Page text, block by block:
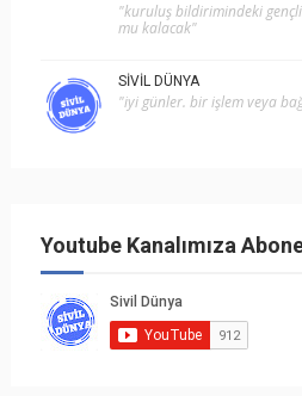
"kuruluş bildirimindeki
mu kalacak"
SIVIL DÜNYA
"i̇yi günler. bir işlem veya
Youtube Kanalımıza